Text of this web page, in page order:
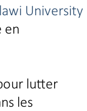
University
en
lutter
les